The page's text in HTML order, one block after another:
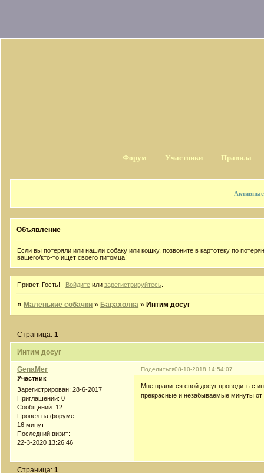
Форум Участники Правила
Объявление
Если вы потеряли или нашли собаку или кошку, позвоните в картотеку по
вашего/кто-то ищет своего питомца!
Привет, Гость! Войдитеили зарегистрируйтесь
» Маленькие собачки » Барахолка » Интим досуг
Интим досуг
Страница:1
Поделиться08-10-2018 14:54:07
GenaMer
Участник
Зарегистрирован: 28-6-2017
Приглашений: 0
Сообщений: 12
Провел на форуме:
16 минут
Последний визит:
22-3-2020 13:26:46
Мне нравится свой досуг проводить с
прекрасные и незабываемые минуты
Страница:1